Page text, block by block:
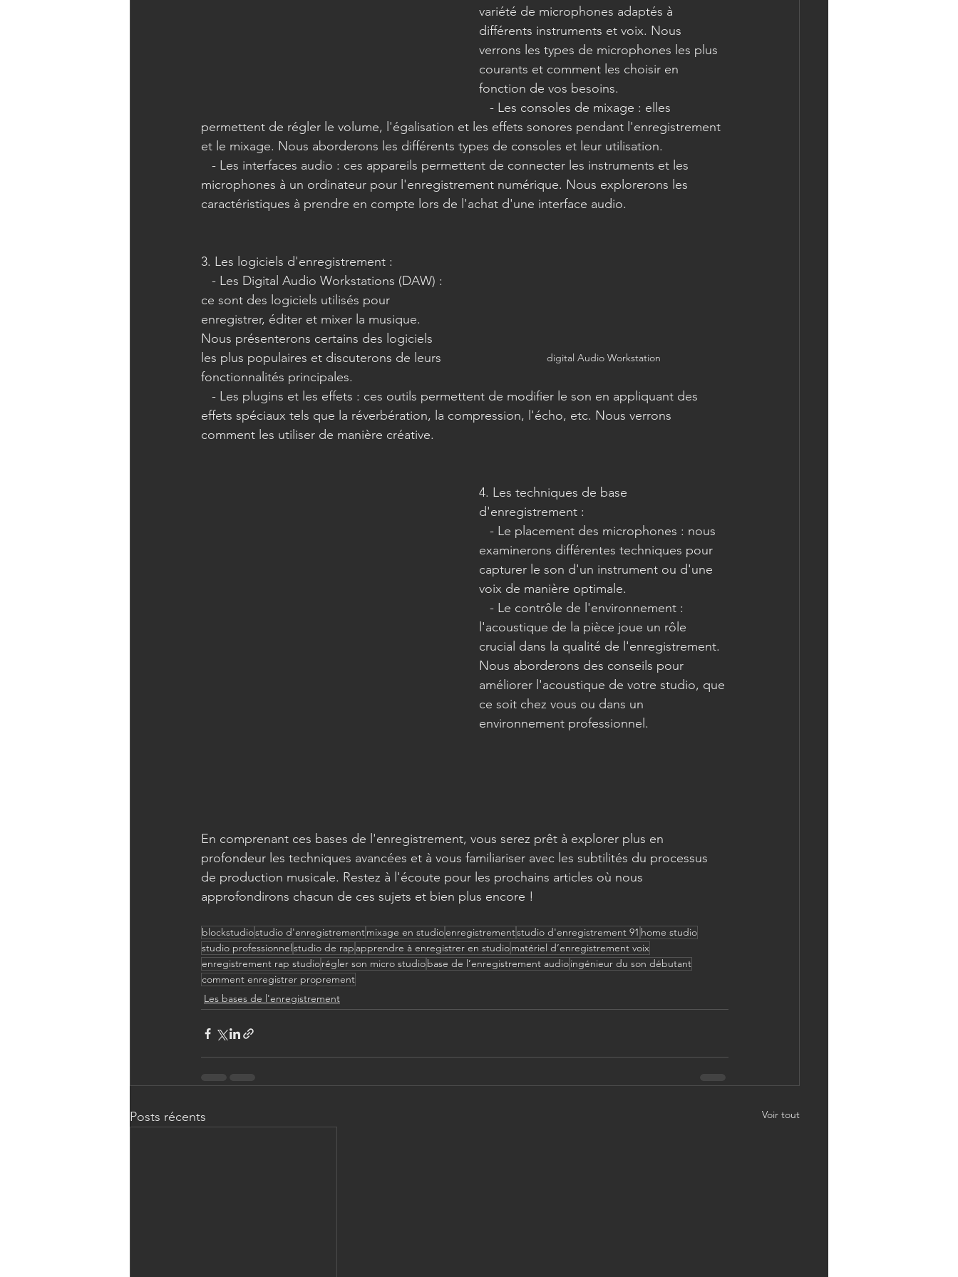
variété de microphones adaptés à
différents instruments et voix. Nous
verrons les types de microphones les plus
courants et comment les choisir en
fonction de vos besoins.
permettent de régler le volume, l'égalisation et les effets sonores pendant l'enregistrement
et le mixage. Nous aborderons les différents types de consoles et leur utilisation.
microphones à un ordinateur pour l'enregistrement numérique. Nous explorerons les
caractéristiques à prendre en compte lors de l'achat d'une interface audio.
digital Audio Workstation
3. Les logiciels d'enregistrement :
ce sont des logiciels utilisés pour
enregistrer, éditer et mixer la musique.
Nous présenterons certains des logiciels
les plus populaires et discuterons de leurs
fonctionnalités principales.
effets spéciaux tels que la réverbération, la compression, l'écho, etc. Nous verrons
comment les utiliser de manière créative.
4. Les techniques de base
d'enregistrement :
examinerons différentes techniques pour
capturer le son d'un instrument ou d'une
voix de manière optimale.
l'acoustique de la pièce joue un rôle
crucial dans la qualité de l'enregistrement.
Nous aborderons des conseils pour
améliorer l'acoustique de votre studio, que
ce soit chez vous ou dans un
environnement professionnel.
En comprenant ces bases de l'enregistrement, vous serez prêt à explorer plus en
profondeur les techniques avancées et à vous familiariser avec les subtilités du processus
de production musicale. Restez à l'écoute pour les prochains articles où nous
approfondirons chacun de ces sujets et bien plus encore !
blockstudiostudio d'enregistrementmixage en studioenregistrementstudio d'enregistrement 91 home studio
studio professionnelstudio de rap apprendre à enregistrer en studiomatériel d’enregistrement voix
enregistrement rap studiorégler son micro studiobase de l’enregistrement audioingénieur du son débutant
comment enregistrer proprement
Les bases de l'enregistrement
Posts récents Voir tout